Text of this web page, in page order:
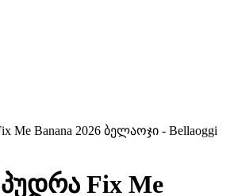
Me Banana 2026 ბელაოჯი - Bellaoggi
პუდრა Fix Me